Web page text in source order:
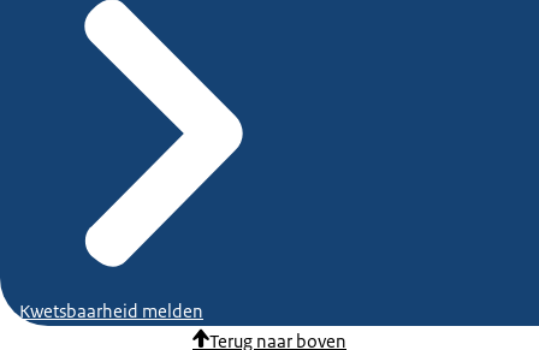
Kwetsbaarheid melden
Terug naar boven